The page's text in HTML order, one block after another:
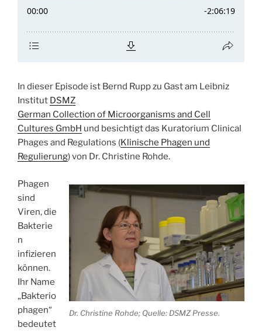
In dieser Episode ist Bernd Rupp zu Gast am Leibniz
Institut DSMZ
German Collection of Microorganisms and Cell
Cultures GmbH und besichtigt das Kuratorium Clinical
Phages and Regulations (Klinische Phagen und
Regulierung) von Dr. Christine Rohde.
Dr. Christine Rohde; Quelle: DSMZ Presse.
Phagen
sind
Viren, die
Bakterie
n
infizieren
können.
Ihr Name
„Bakterio
phagen“
bedeutet